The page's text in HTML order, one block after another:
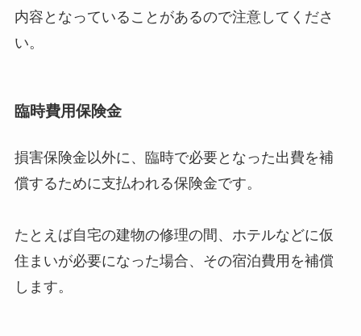
内容となっていることがあるので注意してくださ
い。
臨時費用保険金
損害保険金以外に、臨時で必要となった出費を補
償するために支払われる保険金です。
たとえば自宅の建物の修理の間、ホテルなどに仮
住まいが必要になった場合、その宿泊費用を補償
します。